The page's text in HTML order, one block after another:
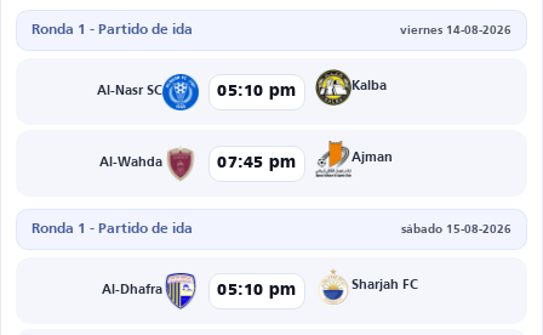
Ronda 1 - Partido de ida viernes 14-08-2026
Al-Nasr SC 05:10 pm Kalba
Al-Wahda 07:45 pm Ajman
Ronda 1 - Partido de ida sábado 15-08-2026
Al-Dhafra 05:10 pm Sharjah FC